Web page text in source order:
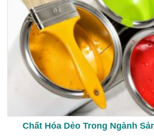
Chất Hóa Dẻo Trong Ngành